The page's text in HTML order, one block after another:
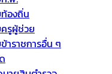
องถิ่น
รูผู้ช่วย
าราชการอื่น ๆ